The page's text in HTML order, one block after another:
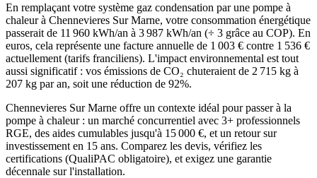
En remplaçant votre système gaz condensation par une pompe à
chaleur à Chennevieres Sur Marne, votre consommation énergétique
passerait de 11 960 kWh/an à 3 987 kWh/an (÷ 3 grâce au COP). En
euros, cela représente une facture annuelle de 1 003 € contre 1 536 €
actuellement (tarifs franciliens). L'impact environnemental est tout
aussi significatif : vos émissions de CO₂ chuteraient de 2 715 kg à
207 kg par an, soit une réduction de 92%.
Chennevieres Sur Marne offre un contexte idéal pour passer à la
pompe à chaleur : un marché concurrentiel avec 3+ professionnels
RGE, des aides cumulables jusqu'à 15 000 €, et un retour sur
investissement en 15 ans. Comparez les devis, vérifiez les
certifications (QualiPAC obligatoire), et exigez une garantie
décennale sur l'installation.